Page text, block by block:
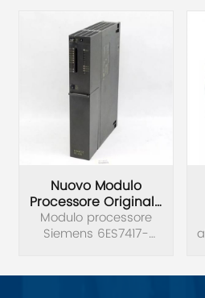
Nuovo Modulo
Processore Originale
Siemens 6ES7417-
4HL04-0AB0
Modulo processore
Siemens 6ES7417-
400H, CPU 417H Unità